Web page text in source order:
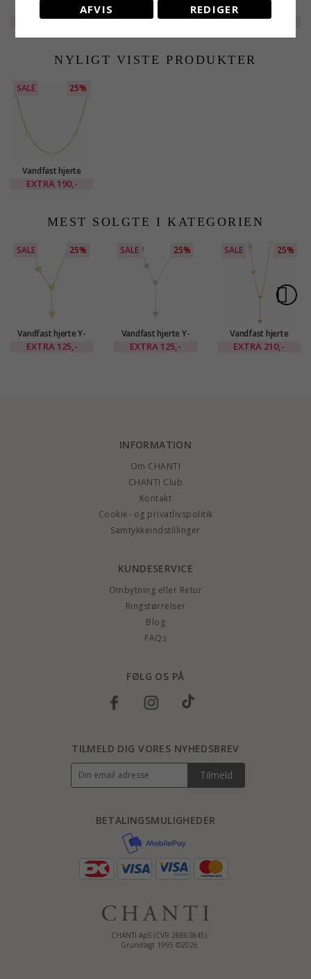
Vandfast hjerte
halskæde i forgyldt
EXTRA170,-
halskæde i forgyldt
EXTRA155,-
Vandfast hjerte
halskæde i forgyldt
EXTRA95,-
NYLIGT VISTE PRODUKTER
SALE 25%
Vandfast hjerte
halskæde i forgyldt
EXTRA 190,-
MEST SOLGTE I KATEGORIEN
SALE 25%
Vandfast hjerte Y-
halskæde i forgyldt
EXTRA 125,-
SALE 25%
Vandfast hjerte Y-
halskæde i stål -
EXTRA 125,-
SALE 25%
Vandfast hjerte
halskæde i forgyldt
EXTRA 210,-
INFORMATION
Om CHANTI
CHANTI Club
Kontakt
Cookie- og privatlivspolitik
Samtykkeindstillinger
KUNDESERVICE
Ombytning eller Retur
Ringstørrelser
Blog
FAQs
FØLG OS PÅ
CHANTI ApS (CVR 28863845)
Grundlagt 1995 ©2026
BETALINGSMULIGHEDER
TILMELD DIG VORES NYHEDSBREV
Tilmeld
AFVIS REDIGER